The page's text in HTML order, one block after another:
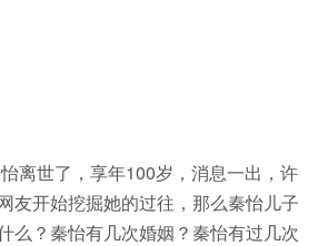
离世了，享年100岁，消息一出，许
友开始挖掘她的过往，那么秦怡儿子
么？秦怡有几次婚姻？秦怡有过几次